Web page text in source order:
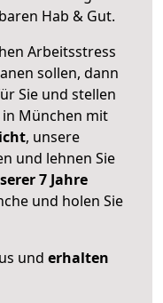
Hab & Gut.
Arbeitsstress
sollen, dann
Sie und stellen
in München mit
, unsere
und lehnen Sie
7 Jahre
und holen Sie
und erhalten